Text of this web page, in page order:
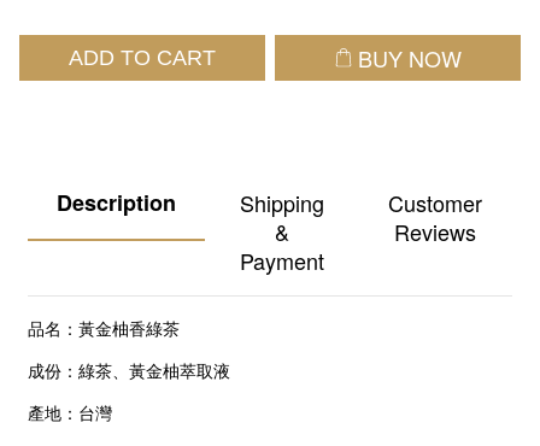
ADD TO CART BUY NOW
Description
Shipping
&
Payment
Customer
Reviews
品名：黃金柚香綠茶
成份：綠茶、黃金柚萃取液
產地：台灣